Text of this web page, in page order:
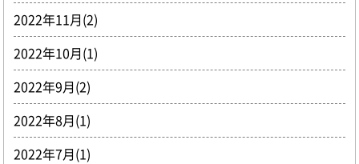
2022年11月(2)
2022年10月(1)
2022年9月(2)
2022年8月(1)
2022年7月(1)